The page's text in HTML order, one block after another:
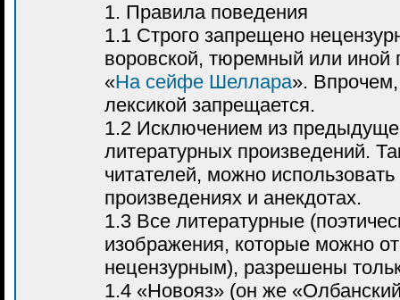
1. Правила поведения
1.1 Строго запрещено
воровской, тюремный или иной
«На сейфе Шеллара».
лексикой запрещается.
1.2 Исключением из
литературных произведений.
читателей, можно
произведениях и анекдотах.
1.3 Все литературные
изображения, которые можно
нецензурным), разрешены
1.4 «Новояз» (он же